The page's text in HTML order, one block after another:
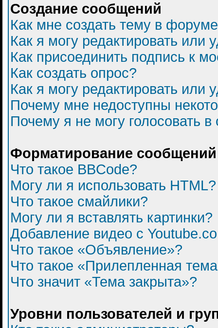
Создание сообщений
Как мне создать тему в
Как я могу редактировать или
Как присоединить подпись к
Как создать опрос?
Как я могу редактировать или
Почему мне недоступны
Почему я не могу голосовать в
Форматирование
Что такое BBCode?
Могу ли я использовать HTML?
Что такое смайлики?
Могу ли я вставлять картинки?
Добавление видео с
Что такое «Объявление»?
Что такое «Прилепленная
Что значит «Тема закрыта»?
Уровни пользователей и